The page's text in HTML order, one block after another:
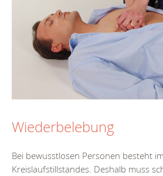
Wiederbelebung
Bei bewusstlosen Personen besteht
Kreislaufstillstandes. Deshalb muss